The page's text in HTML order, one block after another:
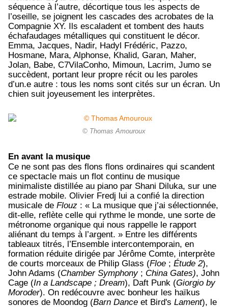
séquence à l’autre, décortique tous les aspects de
l’oseille, se joignent les cascades des acrobates de la
Compagnie XY. Ils escaladent et tombent des hauts
échafaudages métalliques qui constituent le décor.
Emma, Jacques, Nadir, Hadyl Frédéric, Pazzo,
Hosmane, Mara, Alphonse, Khalid, Garan, Maher,
Jolan, Babe, C7VilaConho, Mimoun, Lacrim, Jumo se
succèdent, portant leur propre récit ou les paroles
d’un.e autre : tous les noms sont cités sur un écran. Un
chien suit joyeusement les interprètes.
© Thomas Amouroux
En avant la musique
Ce ne sont pas des flons flons ordinaires qui scandent
ce spectacle mais un flot continu de musique
minimaliste distillée au piano par Shani Diluka, sur une
estrade mobile. Olivier Fredj lui a confié la direction
musicale de Flouz : « La musique que j’ai sélectionnée,
dit-elle, reflète celle qui rythme le monde, une sorte de
métronome organique qui nous rappelle le rapport
aliénant du temps à l’argent. » Entre les différents
tableaux titrés, l’Ensemble intercontemporain, en
formation réduite dirigée par Jérôme Comte, interprète
de courts morceaux de Philip Glass (Floe ; Étude 2),
John Adams (Chamber Symphony ; China Gates), John
Cage (In a Landscape ; Dream), Daft Punk (Giorgio by
Moroder). On redécouvre avec bonheur les haïkus
sonores de Moondog (Barn Dance et Bird's Lament), le